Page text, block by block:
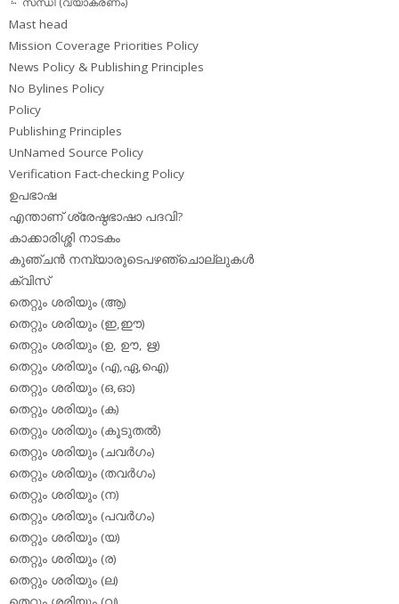
Mast head
Mission Coverage Priorities Policy
News Policy & Publishing Principles
No Bylines Policy
Policy
Publishing Principles
UnNamed Source Policy
Verification Fact-checking Policy
ഉപഭാഷ
എന്താണ് ശ്രേഷ്ഠഭാഷാ പദവി?
കാക്കാരിശ്ശി നാടകം
കുഞ്ചന്‍ നമ്പ്യാരുടെപഴഞ്ചൊല്ലുകള്‍
ക്വിസ്
തെറ്റും ശരിയും (ആ)
തെറ്റും ശരിയും (ഇ,ഈ)
തെറ്റും ശരിയും (ഉ, ഊ, ഋ)
തെറ്റും ശരിയും (എ,ഏ,ഐ)
തെറ്റും ശരിയും (ഒ,ഓ)
തെറ്റും ശരിയും (ക)
തെറ്റും ശരിയും (കൂടുതല്‍)
തെറ്റും ശരിയും (ചവര്‍ഗം)
തെറ്റും ശരിയും (തവര്‍ഗം)
തെറ്റും ശരിയും (ന)
തെറ്റും ശരിയും (പവര്‍ഗം)
തെറ്റും ശരിയും (യ)
തെറ്റും ശരിയും (ര)
തെറ്റും ശരിയും (ല)